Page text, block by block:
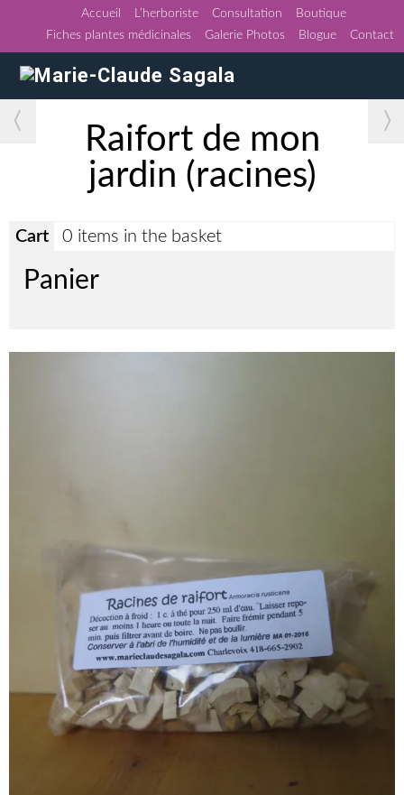
Accueil L’herboriste Consultation
Boutique
Fiches plantes médicinales
Galerie Photos Blogue Contact
〈 〉
Raifort de mon
jardin (racines)
Cart 0 items in the basket
Panier